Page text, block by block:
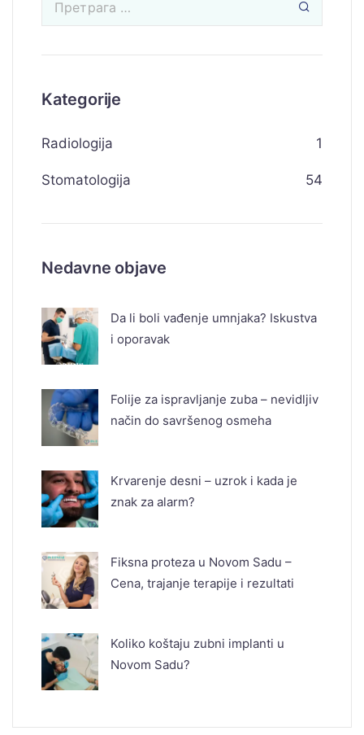
Kategorije
Radiologija 1
Stomatologija 54
Nedavne objave
Da li boli vađenje umnjaka? Iskustva
i oporavak
Folije za ispravljanje zuba – nevidljiv
način do savršenog osmeha
Krvarenje desni – uzrok i kada je
znak za alarm?
Fiksna proteza u Novom Sadu –
Cena, trajanje terapije i rezultati
Koliko koštaju zubni implanti u
Novom Sadu?